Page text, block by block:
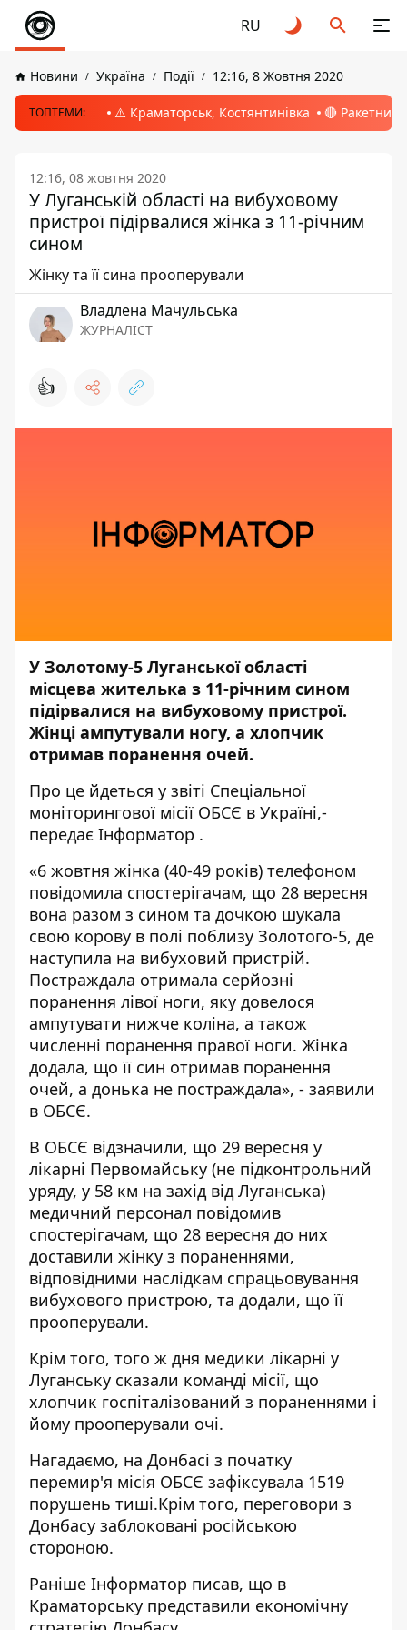
RU
Новини Україна Події 12:16, 8 Жовтня 2020
ТОПТЕМИ: ⚠️ Краматорськ, Костянтинівка 🔴 Ракетний
12:16, 08 жовтня 2020
У Луганській області на вибуховому
пристрої підірвалися жінка з 11-річним
сином
Жінку та її сина прооперували
Владлена Мачульська
ЖУРНАЛІСТ
👍
У Золотому-5 Луганської області
місцева жителька з 11-річним сином
підірвалися на вибуховому пристрої.
Жінці ампутували ногу, а хлопчик
отримав поранення очей.
Про це йдеться у звіті Спеціальної
моніторингової місії ОБСЄ в Україні,-
передає Інформатор .
«6 жовтня жінка (40-49 років) телефоном
повідомила спостерігачам, що 28 вересня
вона разом з сином та дочкою шукала
свою корову в полі поблизу Золотого-5, де
наступила на вибуховий пристрій.
Постраждала отримала серйозні
поранення лівої ноги, яку довелося
ампутувати нижче коліна, а також
численні поранення правої ноги. Жінка
додала, що її син отримав поранення
очей, а донька не постраждала», - заявили
в ОБСЄ.
В ОБСЄ відзначили, що 29 вересня у
лікарні Первомайську (не підконтрольний
уряду, у 58 км на захід від Луганська)
медичний персонал повідомив
спостерігачам, що 28 вересня до них
доставили жінку з пораненнями,
відповідними наслідкам спрацьовування
вибухового пристрою, та додали, що її
прооперували.
Крім того, того ж дня медики лікарні у
Луганську сказали команді місії, що
хлопчик госпіталізований з пораненнями і
йому прооперували очі.
Нагадаємо, на Донбасі з початку
перемир'я місія ОБСЄ зафіксувала 1519
порушень тиші.Крім того, переговори з
Донбасу заблоковані російською
стороною.
Раніше Інформатор писав, що в
Краматорську представили економічну